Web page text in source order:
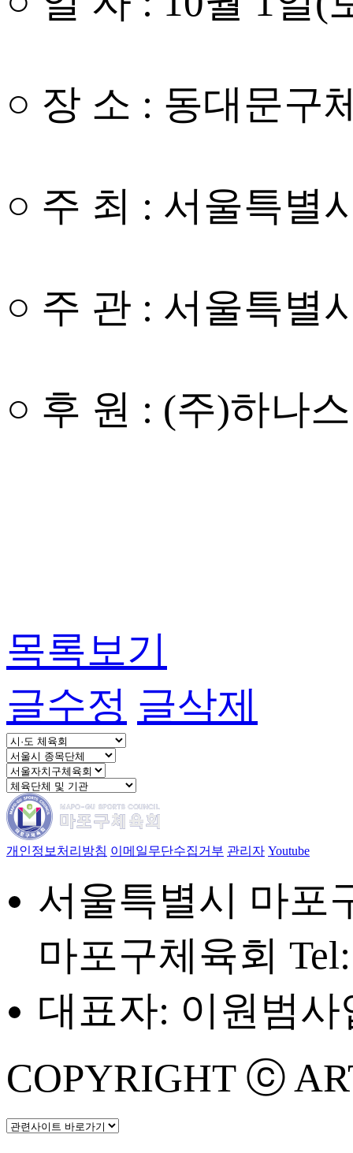
○ 장 소 : 동대문구
○ 주 최 : 서울특별
○ 주 관 : 서울특별
○ 후 원 : (주)하나
목록보기
글수정 글삭제
개인정보처리방침 이메일무단수집거부 관리자 Youtube
서울특별시 마포
마포구체육회
대표자: 이원범사
COPYRIGHT ⓒ